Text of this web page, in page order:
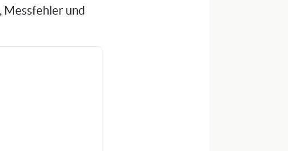
Messfehler und